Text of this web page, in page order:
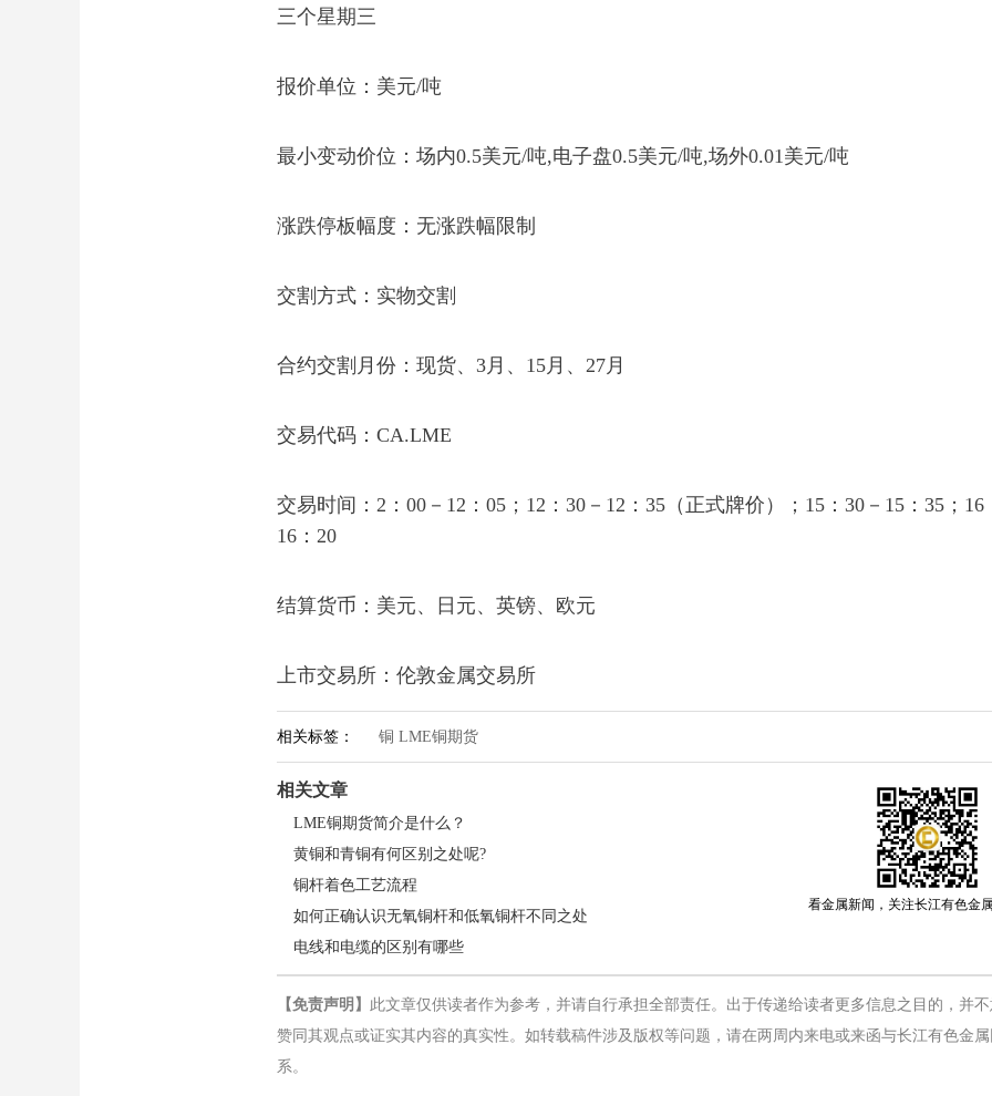
三个星期三
报价单位：美元/吨
最小变动价位：场内0.5美元/吨,电子盘0.5美元/吨,场外0.01美元/吨
涨跌停板幅度：无涨跌幅限制
交割方式：实物交割
合约交割月份：现货、3月、15月、27月
交易代码：CA.LME
交易时间：2：00－12：05；12：30－12：35（正式牌价）；15：30－15：35；16
16：20
结算货币：美元、日元、英镑、欧元
上市交易所：伦敦金属交易所
相关标签： 铜 LME铜期货
相关文章
LME铜期货简介是什么？
黄铜和青铜有何区别之处呢?
铜杆着色工艺流程
如何正确认识无氧铜杆和低氧铜杆不同之处
电线和电缆的区别有哪些
看金属新闻，关注长江有色金
【免责声明】 此文章仅供读者作为参考，并请自行承担全部责任。出于传递给读者更多信息之目的，并
赞同其观点或证实其内容的真实性。如转载稿件涉及版权等问题，请在两周内来电或来函与长江有色金
系。